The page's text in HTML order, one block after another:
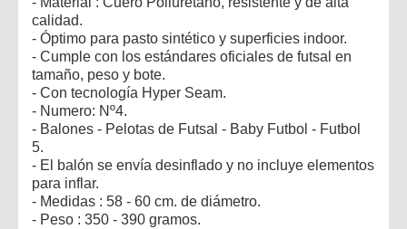
calidad.
- Óptimo para pasto sintético y superficies indoor.
- Cumple con los estándares oficiales de futsal en
tamaño, peso y bote.
- Con tecnología Hyper Seam.
- Numero: Nº4.
- Balones - Pelotas de Futsal - Baby Futbol - Futbol
5.
- El balón se envía desinflado y no incluye elementos
para inflar.
- Medidas : 58 - 60 cm. de diámetro.
- Peso : 350 - 390 gramos.